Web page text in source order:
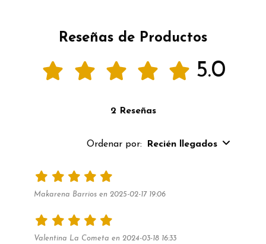
Reseñas de Productos
5.0
2 Reseñas
Ordenar por: Recién llegados
Makarena Barrios en 2025-02-17 19:06
Valentina La Cometa en 2024-03-18 16:33